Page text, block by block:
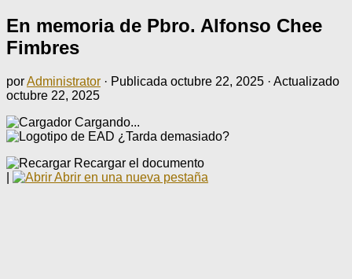
En memoria de Pbro. Alfonso Chee
Fimbres
porAdministrator · Publicada octubre 22, 2025 · Actualizado
octubre 22, 2025
Cargando...
¿Tarda demasiado?
Recargar el documento
Abrir en una nueva pestaña